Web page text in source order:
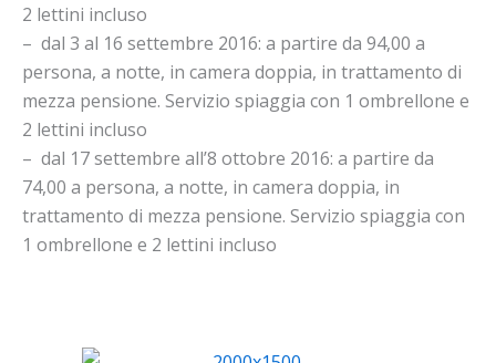
2 lettini incluso
– dal 3 al 16 settembre 2016: a partire da 94,00 a
persona, a notte, in camera doppia, in trattamento di
mezza pensione. Servizio spiaggia con 1 ombrellone e
2 lettini incluso
– dal 17 settembre all’8 ottobre 2016: a partire da
74,00 a persona, a notte, in camera doppia, in
trattamento di mezza pensione. Servizio spiaggia con
1 ombrellone e 2 lettini incluso